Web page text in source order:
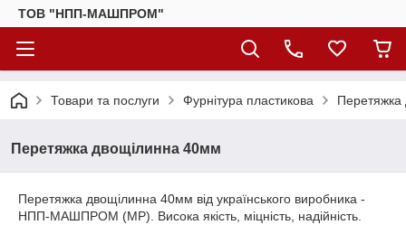
ТОВ "НПП-МАШПРОМ"
Товари та послуги Фурнітура пластикова
Перетяжка двощілинна 40мм
Перетяжка двощілинна 40мм від українського виробника -
НПП-МАШПРОМ (МР). Висока якість, міцність, надійність.